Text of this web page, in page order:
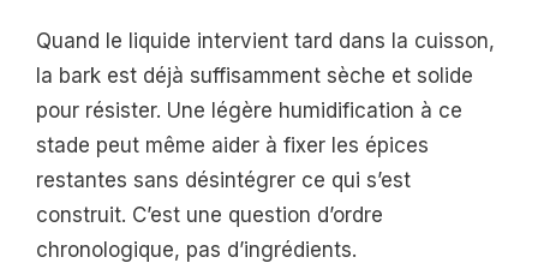
Quand le liquide intervient tard dans la cuisson,
la bark est déjà suffisamment sèche et solide
pour résister. Une légère humidification à ce
stade peut même aider à fixer les épices
restantes sans désintégrer ce qui s’est
construit. C’est une question d’ordre
chronologique, pas d’ingrédients.